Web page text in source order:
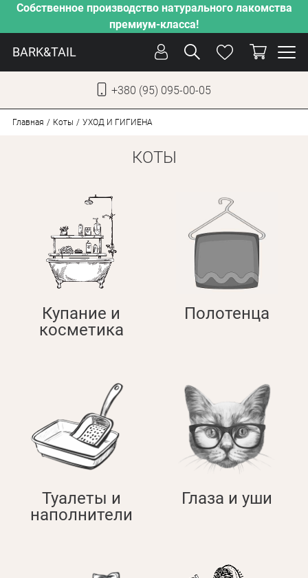
Собственное производство натурального лакомства
премиум-класса!
BARK&TAIL
+380 (95) 095-00-05
УХОД
НАШЕ ПРОИЗВОДСТВО
Оплата и доставка
Оптовым клиентам
+380 (95) 095-00-05
Главная Коты УХОД И ГИГИЕНА
КОТЫ
Купание и
косметика
Полотенца
Туалеты и
наполнители
Глаза и уши